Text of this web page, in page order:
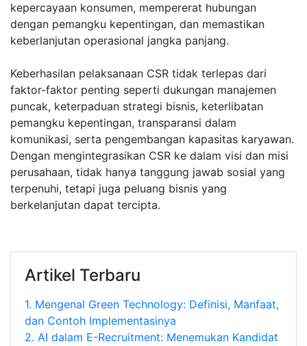
kepercayaan konsumen, mempererat hubungan
dengan pemangku kepentingan, dan memastikan
keberlanjutan operasional jangka panjang.
Keberhasilan pelaksanaan CSR tidak terlepas dari
faktor-faktor penting seperti dukungan manajemen
puncak, keterpaduan strategi bisnis, keterlibatan
pemangku kepentingan, transparansi dalam
komunikasi, serta pengembangan kapasitas karyawan.
Dengan mengintegrasikan CSR ke dalam visi dan misi
perusahaan, tidak hanya tanggung jawab sosial yang
terpenuhi, tetapi juga peluang bisnis yang
berkelanjutan dapat tercipta.
Artikel Terbaru
1. Mengenal Green Technology: Definisi, Manfaat,
dan Contoh Implementasinya
2. AI dalam E-Recruitment: Menemukan Kandidat